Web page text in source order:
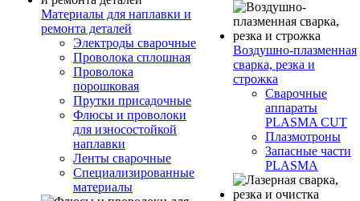
Материалы для наплавки и
ремонта деталей
Электроды сварочные
Проволока сплошная
Проволока
порошковая
Прутки присадочные
Флюсы и проволоки
для износостойкой
наплавки
Ленты сварочные
Специализированные
материалы
Воздушно-плазменная
сварка, резка и
строжка
Сварочные
аппараты
PLASMA CUT
Плазмотроны
Запасные части
PLASMA